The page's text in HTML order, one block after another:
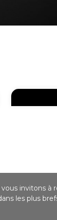
invitons à
les plus